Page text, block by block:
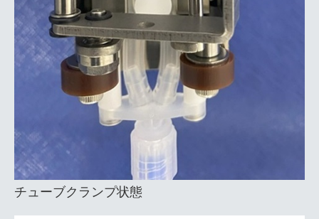
チューブクランプ状態